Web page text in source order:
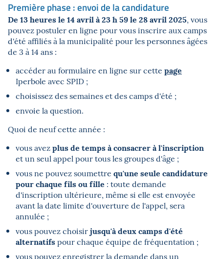
Première phase : envoi de la candidature
De 13 heures le 14 avril à 23 h 59 le 28 avril 2025, vous
pouvez postuler en ligne pour vous inscrire aux camps
d'été affiliés à la municipalité pour les personnes âgées
de 3 à 14 ans :
accéder au formulaire en ligne sur cette page
Iperbole avec SPID ;
choisissez des semaines et des camps d'été ;
envoie la question.
Quoi de neuf cette année :
vous avezplus de temps à consacrer à l'inscription
et un seul appel pour tous les groupes d'âge ;
vous ne pouvez soumettre qu'une seule candidature
pour chaque fils ou fille : toute demande
d'inscription ultérieure, même si elle est envoyée
avant la date limite d'ouverture de l'appel, sera
annulée ;
vous pouvez choisirjusqu'à deux camps d'été
alternatifspour chaque équipe de fréquentation ;
vous pouvez enregistrer la demande dans un